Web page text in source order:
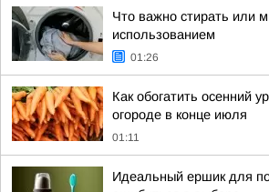
Что важно стирать или
использованием
01:26
Как обогатить осенний
огороде в конце июля
01:11
Идеальный ершик для